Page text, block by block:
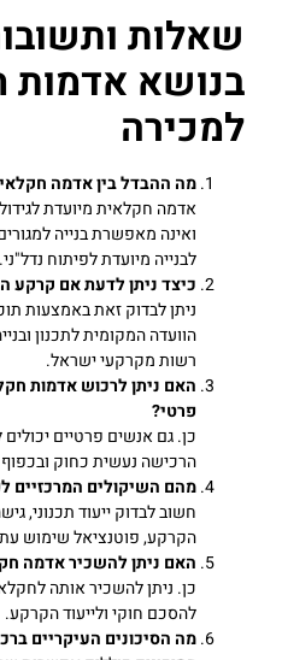
שאלות
בנושא אדמות
למכירה
מה ההבדל בין אדמה
אדמה חקלאית מיועדת
ואינה מאפשרת בנייה
לבנייה מיועדת לפיתוח נדל"ני.
כיצד ניתן לדעת אם קרקע
ניתן לבדוק זאת באמצעות
הוועדה המקומית לתכנון
רשות מקרקעי ישראל.
האם ניתן לרכוש אדמות
פרטי?
כן. גם אנשים פרטיים
הרכישה נעשית כחוק
מהם השיקולים המרכזיים
חשוב לבדוק ייעוד תכנוני,
הקרקע, פוטנציאל שימוש
האם ניתן להשכיר אדמה
כן. ניתן להשכיר אותה
להסכם חוקי ולייעוד הקרקע.
מה הסיכונים העיקריים